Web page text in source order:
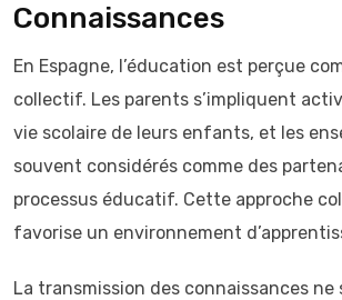
Connaissances
En Espagne, l’éducation est perçue
collectif. Les parents s’impliquent
vie scolaire de leurs enfants, et les
souvent considérés comme des
processus éducatif. Cette approche
favorise un environnement
La transmission des connaissances ne